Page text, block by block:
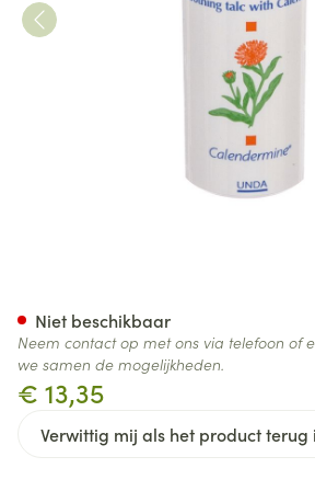
€ 13,35
Verwittig mij als het product terug
Niet beschikbaar
Neem contact op met ons via telefoon of
we samen de mogelijkheden.